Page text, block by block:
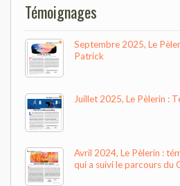
Témoignages
Septembre 2025, Le
Patrick
Juillet 2025, Le Pèlerin :
Avril 2024, Le Pèlerin :
qui a suivi le parcours du